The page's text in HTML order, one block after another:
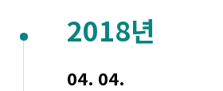
2018년
04. 04.